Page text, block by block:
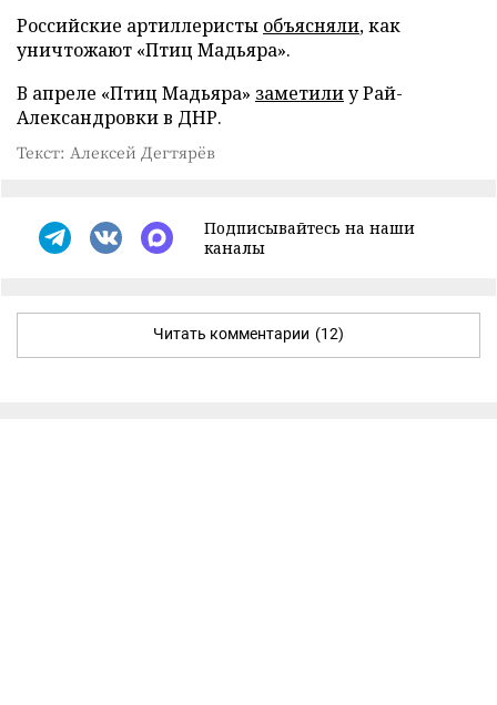
Российские артиллеристы объясняли, как
уничтожают «Птиц Мадьяра».
В апреле «Птиц Мадьяра» заметилиу Рай-
Александровки в ДНР.
Текст: Алексей Дегтярёв
Подписывайтесь на наши
каналы
Читать комментарии (12)